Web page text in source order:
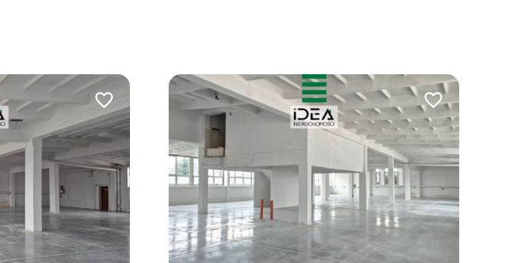
Dodaj do ulubionych Dodaj do ulubionych